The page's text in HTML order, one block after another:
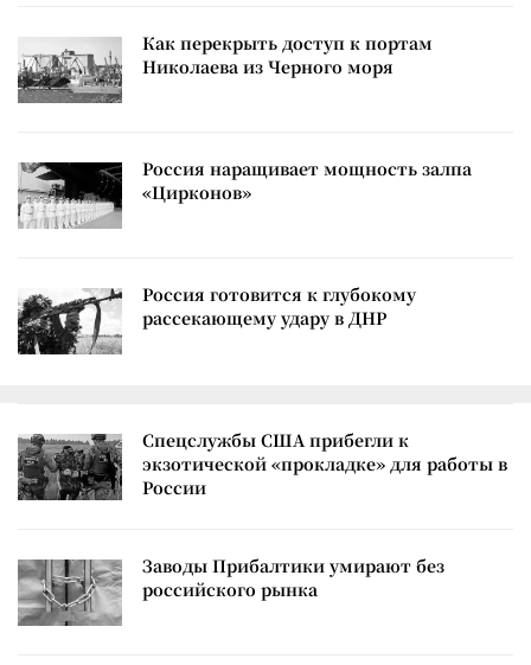
Как перекрыть доступ к портам
Николаева из Черного моря
Россия наращивает мощность залпа
«Цирконов»
Россия готовится к глубокому
рассекающему удару в ДНР
Спецслужбы США прибегли к
экзотической «прокладке» для работы в
России
Заводы Прибалтики умирают без
российского рынка